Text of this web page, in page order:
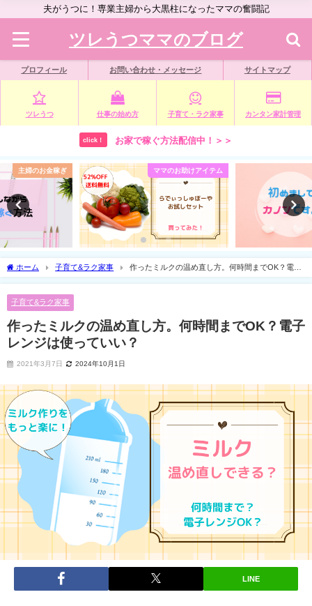
夫がうつに！専業主婦から大黒柱になったママの奮闘記
ツレうつママのブログ
プロフィール お問い合わせ・メッセージ サイトマップ
ツレうつ 仕事の始め方 子育て・ラク家事 カンタン家計管理
click！ お家で稼ぐ方法配信中！＞＞
ママのお助けアイテム
ホーム 子育て&ラク家事
作ったミルクの温め直し方。何時間までOK？電子
レンジは使っていい？
子育て&ラク家事
作ったミルクの温め直し方。何時間までOK？電子
レンジは使っていい？
2021年3月7日 2024年10月1日
LINE